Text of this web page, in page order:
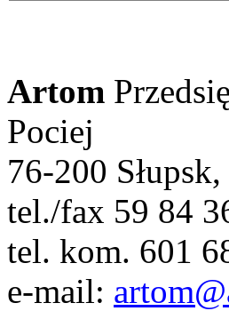
Artom
Pociej
76-200
tel./fax 59 84
tel. kom. 601
e-mail: